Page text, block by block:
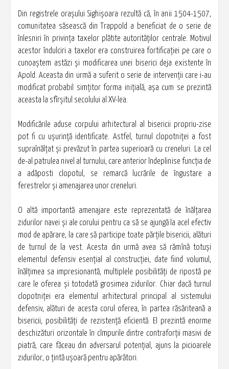
Din registrele oraşului Sighişoara rezultă că, în anii 1504-1507,
comunitatea săsească din Trappold a beneficiat de o serie de
înlesniri în privinţa taxelor plătite autorităţilor centrale. Motivul
acestor îndulciri a taxelor era construirea fortificaţiei pe care o
cunoaştem astăzi şi modificarea unei biserici deja existente în
Apold. Aceasta din urmă a suferit o serie de intervenţii care i-au
modificat probabil simţitor forma iniţială, aşa cum se prezintă
aceasta la sfîrşitul secolului al XV-lea.
Modificările aduse corpului arhitectural al bisericii propriu-zise
pot fi cu uşurinţă identificate. Astfel, turnul clopotniţei a fost
supraînălţat şi prevăzut în partea superioară cu creneluri. La cel
de-al patrulea nivel al turnului, care anterior îndeplinise funcţia de
a adăposti clopotul, se remarcă lucrările de îngustare a
ferestrelor şi amenajarea unor creneluri.
O altă importantă amenajare este reprezentată de înălţarea
zidurilor navei şi ale corului pentru ca să se ajungă la acel efectiv
mod de apărare, la care să participe toate părţile bisericii, alături
de turnul de la vest. Acesta din urmă avea să rămînă totuşi
elementul defensiv esenţial al construcţiei, date fiind volumul,
înălţimea sa impresionantă, multiplele posibilităţi de ripostă pe
care le oferea şi totodată grosimea zidurilor. Chiar dacă turnul
clopotniţei era elementul arhitectural principal al sistemului
defensiv, alături de acesta corul oferea, în partea răsăriteană a
bisericii, posibilităţi de rezistenţă eficientă. El prezintă enorme
deschizături orizontale în cîmpurile dintre contraforţii masivi de
piatră, care făceau din adversarul potenţial, ajuns la picioarele
zidurilor, o ţintă uşoară pentru apărători.